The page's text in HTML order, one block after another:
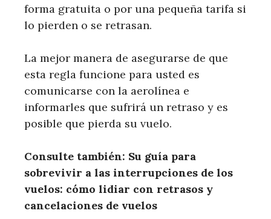
forma gratuita o por una pequeña tarifa si
lo pierden o se retrasan.
La mejor manera de asegurarse de que
esta regla funcione para usted es
comunicarse con la aerolínea e
informarles que sufrirá un retraso y es
posible que pierda su vuelo.
Consulte también: Su guía para
sobrevivir a las interrupciones de los
vuelos: cómo lidiar con retrasos y
cancelaciones de vuelos